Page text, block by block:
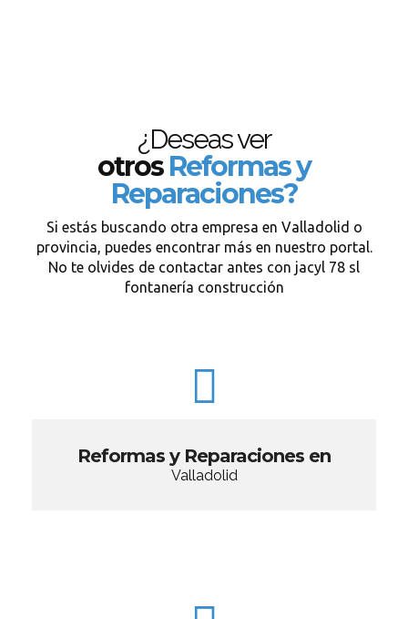
¿Deseas ver
otrosReformas y
Reparaciones?
Si estás buscando otra empresa en Valladolid o
provincia, puedes encontrar más en nuestro portal.
No te olvides de contactar antes con jacyl 78 sl
fontanería construcción
Reformas y Reparaciones en
Valladolid